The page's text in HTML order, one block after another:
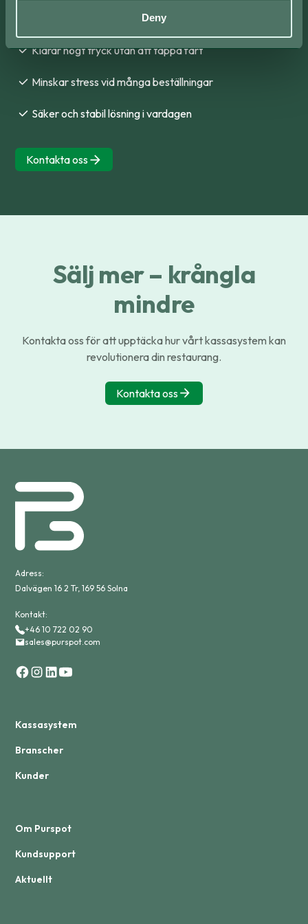
Deny
Klarar högt tryck utan att tappa fart
Minskar stress vid många beställningar
Säker och stabil lösning i vardagen
Kontakta oss
Sälj mer – krångla
mindre
Kontakta oss för att upptäcka hur vårt kassasystem kan
revolutionera din restaurang.
Kontakta oss
Adress:
Dalvägen 16 2 Tr, 169 56 Solna
Kontakt:
+46 10 722 02 90
sales@purspot.com
Kassasystem
Branscher
Kunder
Om Purspot
Kundsupport
Aktuellt